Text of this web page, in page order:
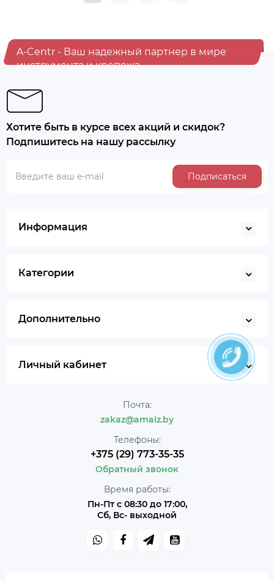
A-Centr - Ваш надежный партнер в мире
инструмента и крепежа
Хотите быть в курсе всех акций и скидок?
Подпишитесь на нашу рассылку
Подписаться
Информация
Категории
Дополнительно
Личный кабинет
Почта:
zakaz@amaiz.by
Телефоны:
+375 (29) 773-35-35
Обратный звонок
Время работы:
Пн-Пт с 08:30 до 17:00,
Сб, Вс- выходной